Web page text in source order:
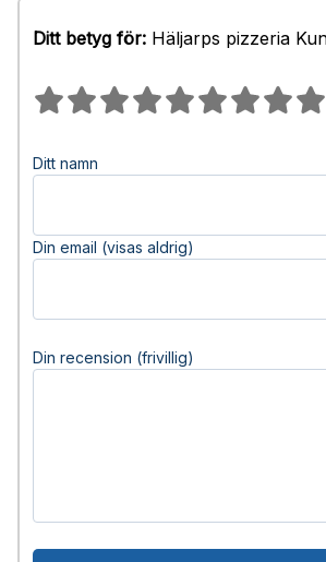
Ditt betyg för: Häljarps pizzeria
Ditt namn
Din email (visas aldrig)
Din recension (frivillig)